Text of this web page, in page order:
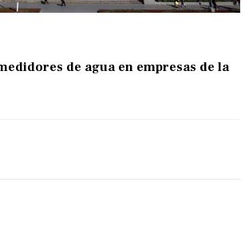
de agua en empresas de la